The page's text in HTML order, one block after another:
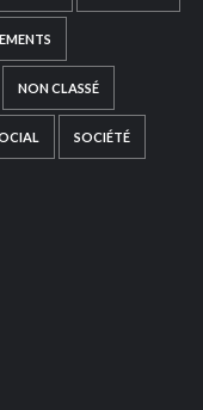
NON CLASSÉ
SOCIÉTÉ